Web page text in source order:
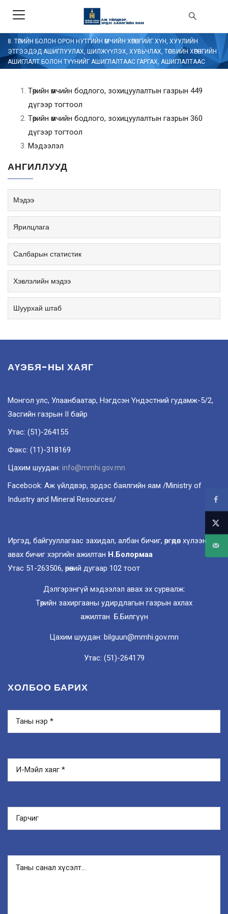
8. ТӨРИЙН БОЛОН ОРОН НУТГИЙН ӨМЧИЙН ХӨРӨНГИЙГ ХҮН, ХУУЛИЙН
ЭТГЭЭДЭД АШИГЛУУЛАХ, ШИЛЖҮҮЛЭХ, ХУВЬЧЛАХ, ТӨСВИЙН ХӨРӨНГИЙН
АШИГЛАЛТ БОЛОН ТҮҮНИЙГ АШИГЛАЛТААС ГАРГАХ, АШИГЛАЛТААС
Төрийн өмчийн бодлого, зохицуулалтын газрын 449
дүгээр тогтоол
Төрийн өмчийн бодлого, зохицуулалтын газрын 360
дүгээр тогтоол
Мэдээлэл
АНГИЛЛУУД
Мэдээ
Ярилцлага
Салбарын статистик
Хэвлэлийн мэдээ
Шуурхай штаб
АҮЭБЯ-НЫ ХАЯГ
Монгол улс, Улаанбаатар, Нэгдсэн Үндэстний гудамж-5/2,
Засгийн газрын II байр
Утас: (51)-264155
Факс: (11)-318169
Цахим шуудан: info@mmhi.gov.mn
Facebook: Аж үйлдвэр, эрдэс баялгийн яам /Ministry of
Industry and Mineral Resources/
Иргэд, байгууллагаас захидал, албан бичиг, өргөдөл хүлээн
авах бичиг хэргийн ажилтан Н.Болормаа
Утас 51-263506, өрөөний дугаар 102 тоот
Дэлгэрэнгүй мэдээлэл авах эх сурвалж:
Төрийн захиргааны удирдлагын газрын ахлах
ажилтан Б.Билгүүн
Цахим шуудан: bilguun@mmhi.gov.mn
Утас: (51)-264179
ХОЛБОО БАРИХ